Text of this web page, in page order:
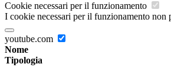
Cookie necessari per il funzionamento
I cookie necessari per il funzionamento non
youtube.com
Nome
Tipologia